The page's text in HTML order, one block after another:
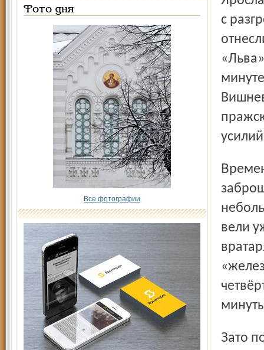
Фото дня
Все фотографии
с
Временной интервал между второй и третьей
вели
Зато после этого у «Локомотива» наконец-то начали